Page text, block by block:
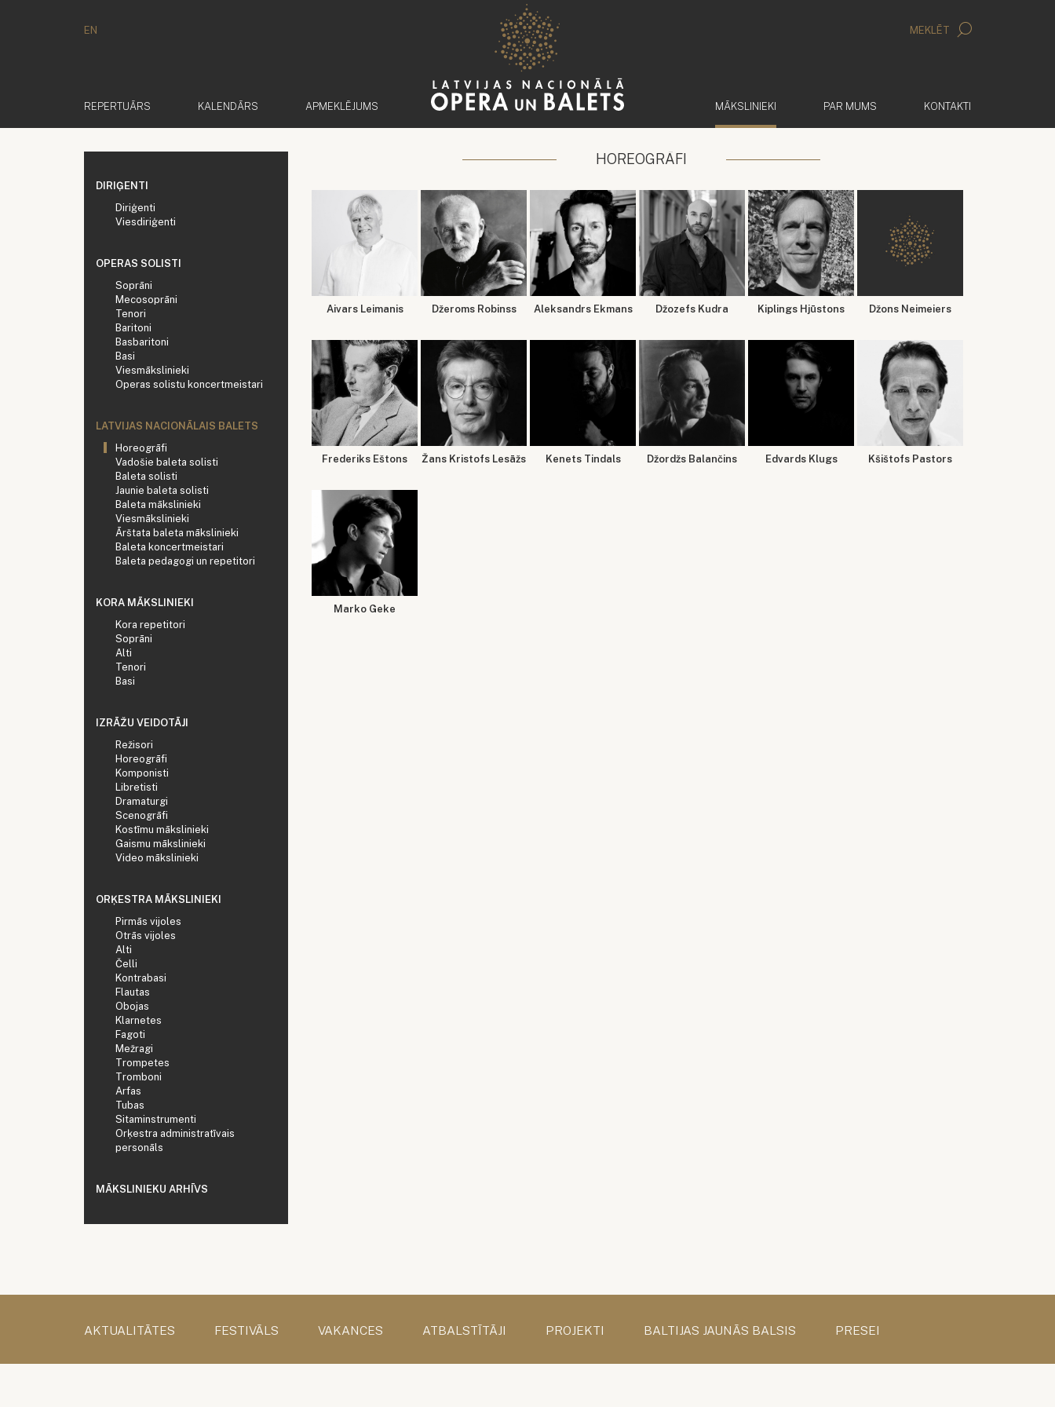
EN MEKLĒT
REPERTUĀRS KALENDĀRS APMEKLĒJUMS MĀKSLINIEKI PAR MUMS KONTAKTI
DIRIĢENTI
Diriģenti
Viesdiriģenti
OPERAS SOLISTI
Soprāni
Mecosoprāni
Tenori
Baritoni
Basbaritoni
Basi
Viesmākslinieki
Operas solistu koncertmeistari
LATVIJAS NACIONĀLAIS BALETS
Horeogrāfi
Vadošie baleta solisti
Baleta solisti
Jaunie baleta solisti
Baleta mākslinieki
Viesmākslinieki
Ārštata baleta mākslinieki
Baleta koncertmeistari
Baleta pedagogi un repetitori
KORA MĀKSLINIEKI
Kora repetitori
Soprāni
Alti
Tenori
Basi
IZRĀŽU VEIDOTĀJI
Režisori
Horeogrāfi
Komponisti
Libretisti
Dramaturgi
Scenogrāfi
Kostīmu mākslinieki
Gaismu mākslinieki
Video mākslinieki
ORĶESTRA MĀKSLINIEKI
Pirmās vijoles
Otrās vijoles
Alti
Čelli
Kontrabasi
Flautas
Obojas
Klarnetes
Fagoti
Mežragi
Trompetes
Tromboni
Arfas
Tubas
Sitaminstrumenti
Orķestra administratīvais
personāls
MĀKSLINIEKU ARHĪVS
HOREOGRĀFI
Aivars Leimanis Džeroms Robinss Aleksandrs Ekmans Džozefs Kudra Kiplings Hjūstons Džons Neimeiers
Frederiks Eštons Žans Kristofs Lesāžs Kenets Tindals Džordžs Balančins Edvards Klugs Kšištofs Pastors
Marko Geke
AKTUALITĀTES FESTIVĀLS VAKANCES ATBALSTĪTĀJI PROJEKTI BALTIJAS JAUNĀS BALSIS PRESEI